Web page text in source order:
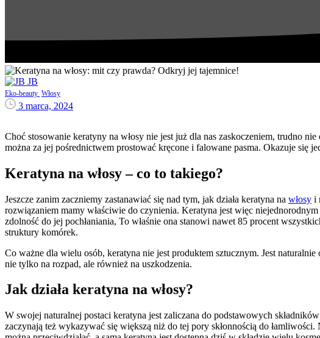
JB
Eko-beauty Włosy
3 marca, 2024
Choć stosowanie keratyny na włosy nie jest już dla nas zaskoczeniem, trudno
można za jej pośrednictwem prostować kręcone i falowane pasma. Okazuje się
Keratyna na włosy – co to takiego?
Jeszcze zanim zaczniemy zastanawiać się nad tym, jak działa keratyna na włosy i
rozwiązaniem mamy właściwie do czynienia. Keratyna jest więc
zdolność do jej pochłaniania, To właśnie ona stanowi nawet 85 procent
struktury komórek.
Co ważne dla wielu osób, keratyna nie jest produktem sztucznym. Jest
nie tylko na rozpad, ale również na uszkodzenia.
Jak działa keratyna na włosy?
W swojej naturalnej postaci keratyna jest zaliczana do podstawowych
zaczynają też wykazywać się większą niż do tej pory skłonnością do